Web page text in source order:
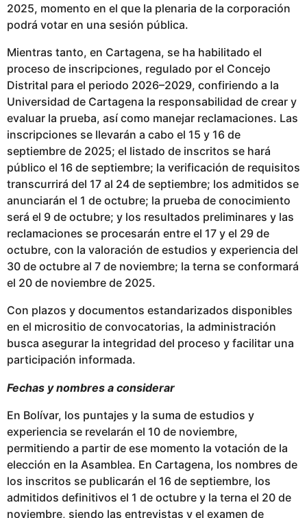
2025, momento en el que la plenaria de la corporación
podrá votar en una sesión pública.
Mientras tanto, en Cartagena, se ha habilitado el
proceso de inscripciones, regulado por el Concejo
Distrital para el periodo 2026–2029, confiriendo a la
Universidad de Cartagena la responsabilidad de crear y
evaluar la prueba, así como manejar reclamaciones. Las
inscripciones se llevarán a cabo el 15 y 16 de
septiembre de 2025; el listado de inscritos se hará
público el 16 de septiembre; la verificación de requisitos
transcurrirá del 17 al 24 de septiembre; los admitidos se
anunciarán el 1 de octubre; la prueba de conocimiento
será el 9 de octubre; y los resultados preliminares y las
reclamaciones se procesarán entre el 17 y el 29 de
octubre, con la valoración de estudios y experiencia del
30 de octubre al 7 de noviembre; la terna se conformará
el 20 de noviembre de 2025.
Con plazos y documentos estandarizados disponibles
en el micrositio de convocatorias, la administración
busca asegurar la integridad del proceso y facilitar una
participación informada.
Fechas y nombres a considerar
En Bolívar, los puntajes y la suma de estudios y
experiencia se revelarán el 10 de noviembre,
permitiendo a partir de ese momento la votación de la
elección en la Asamblea. En Cartagena, los nombres de
los inscritos se publicarán el 16 de septiembre, los
admitidos definitivos el 1 de octubre y la terna el 20 de
noviembre, siendo las entrevistas y el examen de